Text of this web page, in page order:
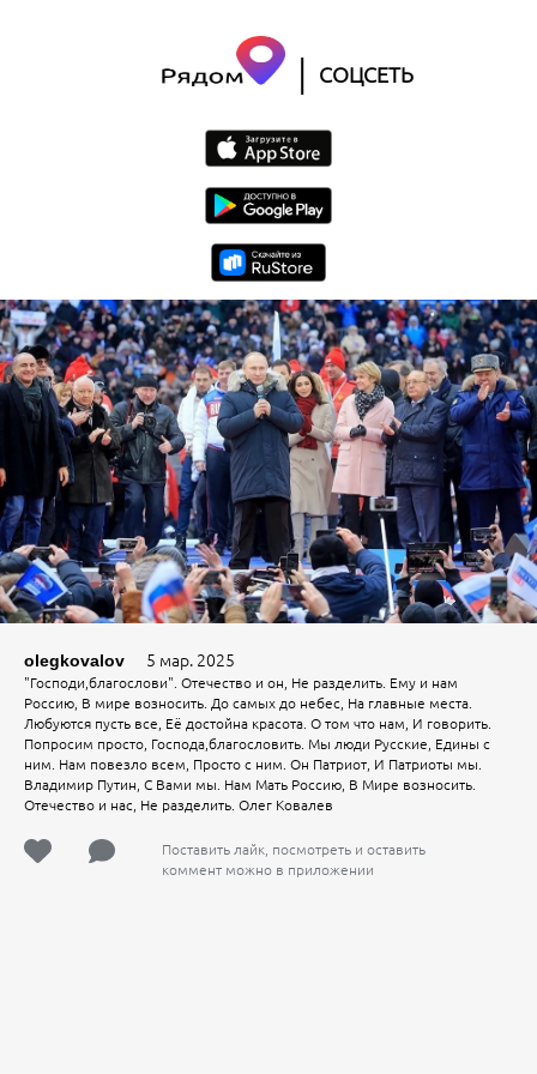
| СОЦСЕТЬ
olegkovalov 5 мар. 2025
"Господи,благослови". Отечество и он, Не разделить. Ему и нам
Россию, В мире возносить. До самых до небес, На главные места.
Любуются пусть все, Её достойна красота. О том что нам, И говорить.
Попросим просто, Господа,благословить. Мы люди Русские, Едины с
ним. Нам повезло всем, Просто с ним. Он Патриот, И Патриоты мы.
Владимир Путин, С Вами мы. Нам Мать Россию, В Мире возносить.
Отечество и нас, Не разделить. Олег Ковалев
Поставить лайк, посмотреть и оставить
коммент можно в приложении